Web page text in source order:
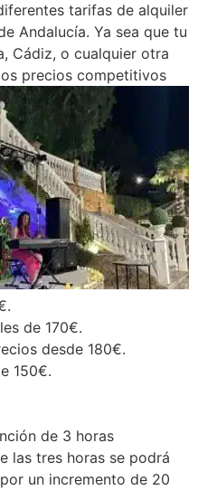
tarifas de alquiler
Andalucía. Ya sea que tu
Cádiz, o cualquier otra
precios competitivos
de 170€.
desde 180€.
150€.
de 3 horas
las tres horas se podrá
un incremento de 20